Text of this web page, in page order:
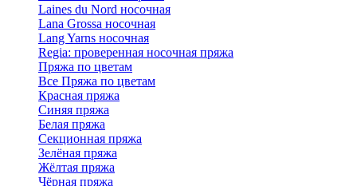
Laines du Nord носочная
Lana Grossa носочная
Lang Yarns носочная
Regia: проверенная носочная пряжа
Пряжа по цветам
Все Пряжа по цветам
Красная пряжа
Синяя пряжа
Белая пряжа
Секционная пряжа
Зелёная пряжа
Жёлтая пряжа
Чёрная пряжа